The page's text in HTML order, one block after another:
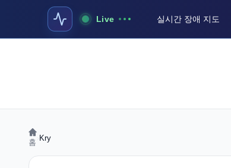
Live 실시간 장애 지도
홈 Kry